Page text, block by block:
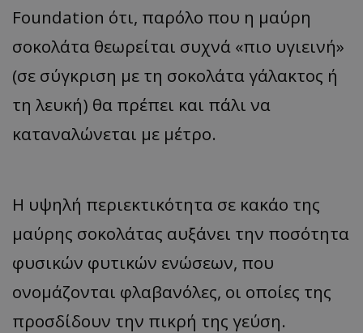
Foundation ότι, παρόλο που η μαύρη
σοκολάτα θεωρείται συχνά «πιο υγιεινή»
(σε σύγκριση με τη σοκολάτα γάλακτος ή
τη λευκή) θα πρέπει και πάλι να
καταναλώνεται με μέτρο.
Η υψηλή περιεκτικότητα σε κακάο της
μαύρης σοκολάτας αυξάνει την ποσότητα
φυσικών φυτικών ενώσεων, που
ονομάζονται φλαβανόλες, οι οποίες της
προσδίδουν την πικρή της γεύση.